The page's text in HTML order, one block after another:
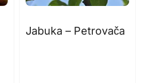
Jabuka – Petrovača